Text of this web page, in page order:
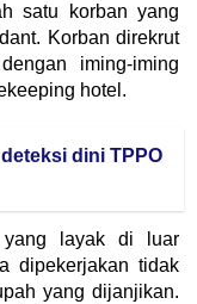
satu korban yang
Korban direkrut
iming-iming
hotel.
dini TPPO
yang layak di luar
dipekerjakan tidak
yang dijanjikan.